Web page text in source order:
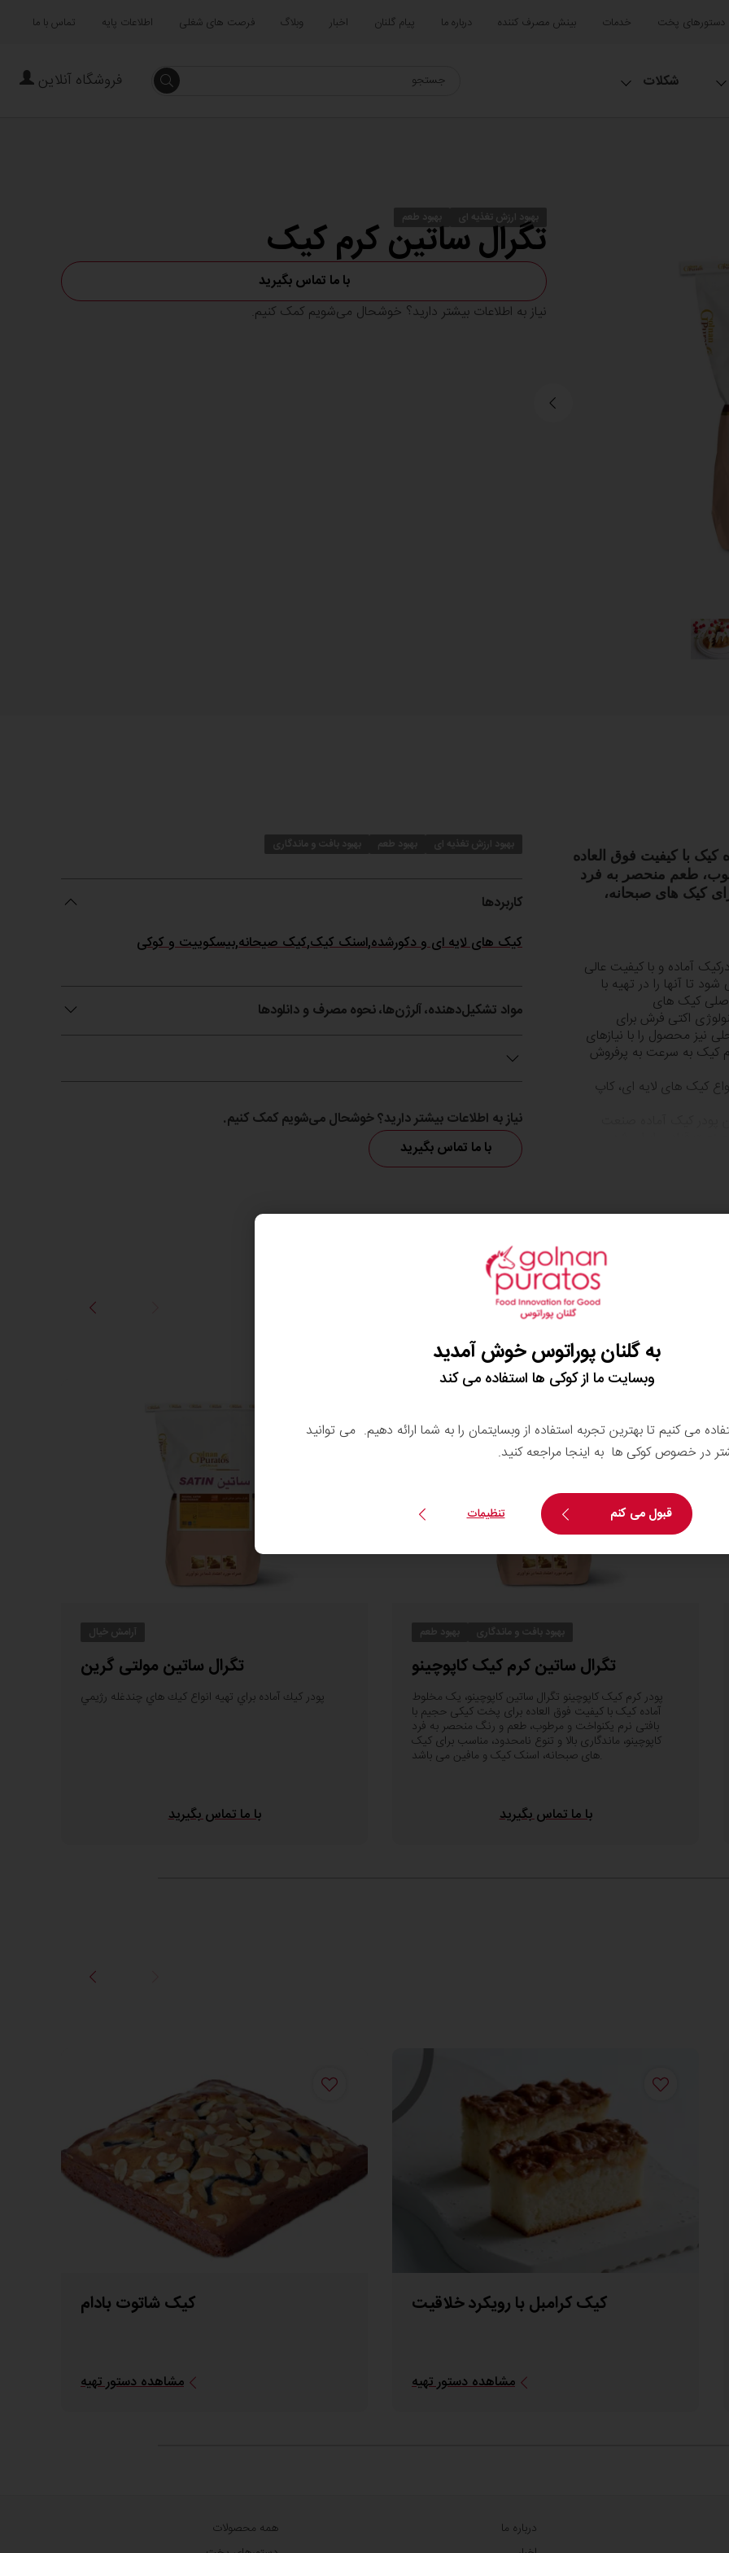
دستورهای پخت خدمات بینش مصرف کننده درباره ما پیام گلنان اخبار وبلاگ فرصت های شغلی اطلاعات پایه تماس با ما
شکلات جستجو فروشگاه آنلاین
بهبود ارزش تغذیه ای بهبود طعم
تگرال ساتین کرم کیک
با ما تماس بگیرید
نیاز به اطلاعات بیشتر دارید؟ خوشحال می‌شویم کمک کنیم.
کیک با کیفیت فوق العاده
طعم منحصر به فرد
کیک های صبحانه،
آماده و با کیفیت عالی
تا آنها را در تهیه با
کیک های
اکتی فرش برای
نیز محصول را با نیازهای
کیک به سرعت به پرفروش
کیک های لایه ای، کاپ
صنعت قنادی ایران شد.
راستی یک پودر کیک همه
امکان غنی شدن با انواع
را بدون ایجاد
کیک صبحانه
بهبود ارزش تغذیه ای بهبود طعم بهبود بافت و ماندگاری
کاربردها
کیک های لایه ای و دکورشده,اسنک کیک,کیک صیحانه,بیسکوییت و کوکی
مواد تشکیل‌دهنده، آلرژن‌ها، نحوه مصرف و دانلودها
نیاز به اطلاعات بیشتر دارید؟ خوشحال می‌شویم کمک کنیم.
با ما تماس بگیرید
آرامش خیال
تگرال ساتین مولتی گرین
پودر كيك آماده براي تهيه انواع كيك هاي چندغله رژيمي
با ما تماس بگیرید
بهبود طعم بهبود بافت و ماندگاری
تگرال ساتین کرم کیک کاپوچینو
پودر کرم کیک کاپوچینو تگرال ساتین کاپوچینو، یک مخلوط
آماده کیک با کیفیت فوق العاده برای پخت کیکی حجیم با
بافتی نرم یکنواخت و مرطوب، طعم و رنگ منحصر به فرد
کاپوچینو، ماندگاری بالا و تنوع نامحدود، مناسب برای کیک
های صبحانه، اسنک کیک و مافین می باشد.
با ما تماس بگیرید
کیک شاتوت بادام
مشاهده دستور تهیه
کیک کرامبل با رویکرد خلاقیت
مشاهده دستور تهیه
به گلنان پوراتوس خوش آمدید
وبسایت ما از کوکی ها استفاده می کند
می کنیم تا بهترین تجربه استفاده از وبسایتمان را به شما ارائه دهیم. می توانید
در خصوص کوکی ها به اینجا مراجعه کنید.
قبول می کنم تنظیمات
همه محصولات
درباره ما